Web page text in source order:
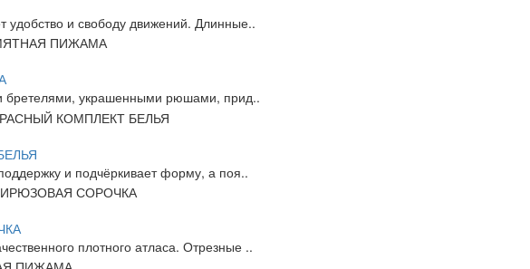
удобство и свободу движений. Длинные..
бретелями, украшенными рюшами, прид..
и подчёркивает форму, а поя..
плотного атласа. Отрезные ..